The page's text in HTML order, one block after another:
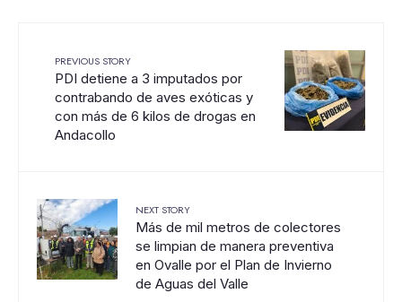
PREVIOUS STORY
PDI detiene a 3 imputados por
contrabando de aves exóticas y
con más de 6 kilos de drogas en
Andacollo
NEXT STORY
Más de mil metros de colectores
se limpian de manera preventiva
en Ovalle por el Plan de Invierno
de Aguas del Valle